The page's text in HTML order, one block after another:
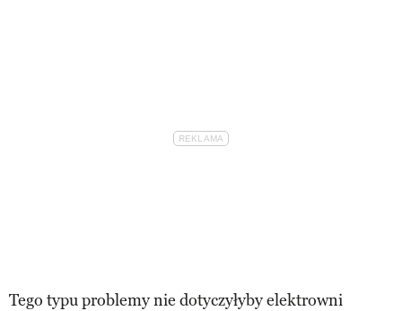
Tego typu problemy nie dotyczyłyby elektrowni